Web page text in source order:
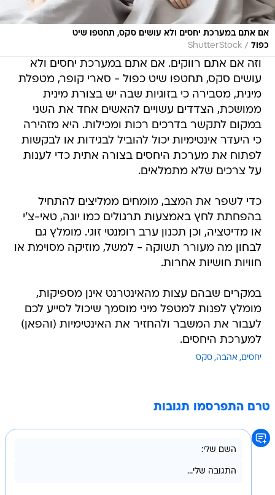
אם אתם במערכת יחסים ולא עושים סקס, תחטפו שיט
כפול /
ShutterStock
וזה אם אתם רווקים. אם אתם במערכת יחסים ולא
עושים סקס, תחטפו שיט כפול - סארי קופר, מטפלת
מינית, מסבירה כי בזוגיות שבה יש בצורת מינית
ממושכת, הצדדים עשויים להאשים אחד את השני
במקום לתקשר בדרכים רכות ומכילות. היא מזהירה
כי היעדר אינטימיות יכול להוביל לבגידות או לבקשות
לפתוח את מערכת היחסים בצורה אתית כדי לענות
על צרכים שלא מתמלאים.
כדי לשפר את המצב, מומחים ממליצים להתחיל
בהפחתת לחץ באמצעות תרגולים כמו יוגה, טאי-צ'י
או מדיטציה, וכן תכנון ערב רומנטי זוגי. מומלץ גם
לבחון מה מעורר תשוקה - למשל, מוזיקה מסוימת או
חוויות חושיות אחרות.
במקרים שבהם עצות מהאינטרנט אינן מספיקות,
מומלץ לפנות למטפל מיני מוסמך שיכול לסייע לכם
לעבור את המשבר ולהחזיר את האינטימיות (והפאן)
למערכת היחסים.
יחסים אהבה סקס
טרם התפרסמו תגובות